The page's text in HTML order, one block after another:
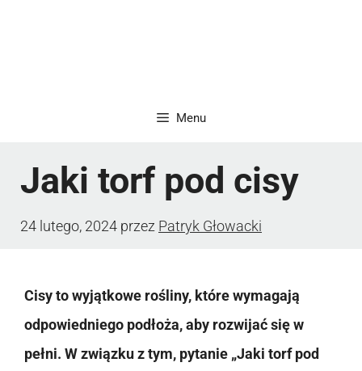
Menu
Jaki torf pod cisy
24 lutego, 2024 przez Patryk Głowacki
Cisy to wyjątkowe rośliny, które wymagają
odpowiedniego podłoża, aby rozwijać się w
pełni. W związku z tym, pytanie „Jaki torf pod